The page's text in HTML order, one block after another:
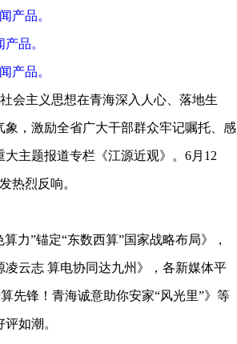
产品。
产品。
主义思想在青海深入人心、落地生
，激励全省广大干部群众牢记嘱托、感
主题报道专栏《江源近观》。6月12
热烈反响。
”锚定“东数西算”国家战略布局》，
云志 算电协同达九州》，各新媒体平
先锋！青海诚意助你安家“风光里”》等
如潮。